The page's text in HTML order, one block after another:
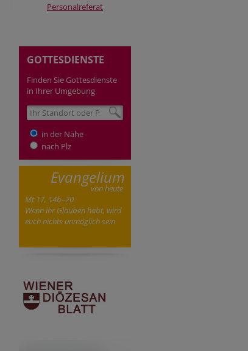
Personalreferat
GOTTESDIENSTE
Finden Sie Gottesdienste
in Ihrer Umgebung
in der Nähe
nach Plz
Evangelium
von heute
Mt 17, 14b–20
Wenn ihr Glauben habt, wird
euch nichts unmöglich sein